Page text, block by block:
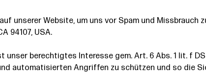
unserer Website, um uns vor Spam und Missbrauch
94107, USA.
berechtigtes Interesse gem. Art. 6 Abs. 1 lit. f
automatisierten Angriffen zu schützen und so die